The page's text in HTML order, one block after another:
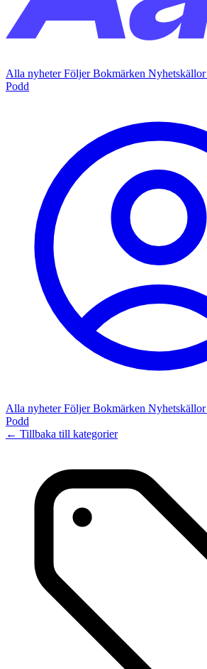
Alla nyheterFöljerBokmärken Nyhetskällor
Podd
Alla nyheterFöljerBokmärken Nyhetskällor
Podd
← Tillbaka till kategorier